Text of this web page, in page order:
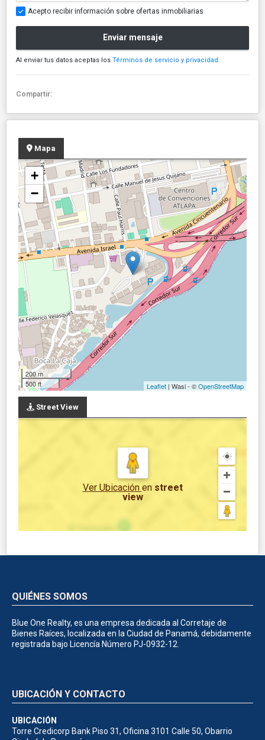
Acepto recibir información sobre ofertas inmobiliarias
Enviar mensaje
Al enviar tus datos aceptas los Términos de servicio y privacidad
Compartir:
Mapa
+
−
200 m
500 ft
Leaflet | Wasi - ©OpenStreetMap
Street View
Ver Ubicación en street
view
QUIÉNES SOMOS
Blue One Realty, es una empresa dedicada al Corretaje de
Bienes Raíces, localizada en la Ciudad de Panamá, debidamente
registrada bajo Licencía Número PJ-0932-12.
UBICACIÓN Y CONTACTO
UBICACIÓN
Torre Credicorp Bank Piso 31, Oficina 3101 Calle 50, Obarrio